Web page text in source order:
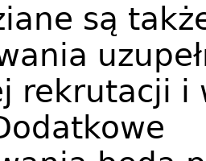
są
rekrutacji i